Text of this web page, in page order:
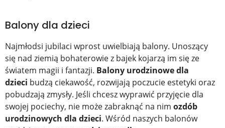
Balony dla dzieci
Najmłodsi jubilaci wprost uwielbiają balony. Unoszący
się nad ziemią bohaterowie z bajek kojarzą im się ze
światem magii i fantazji. Balony urodzinowe dla
dzieci budzą ciekawość, rozwijają poczucie estetyki oraz
pobudzają zmysły. Jeśli chcesz wyprawić przyjęcie dla
swojej pociechy, nie może zabraknąć na nim ozdób
urodzinowych dla dzieci. Wśród naszych balonów